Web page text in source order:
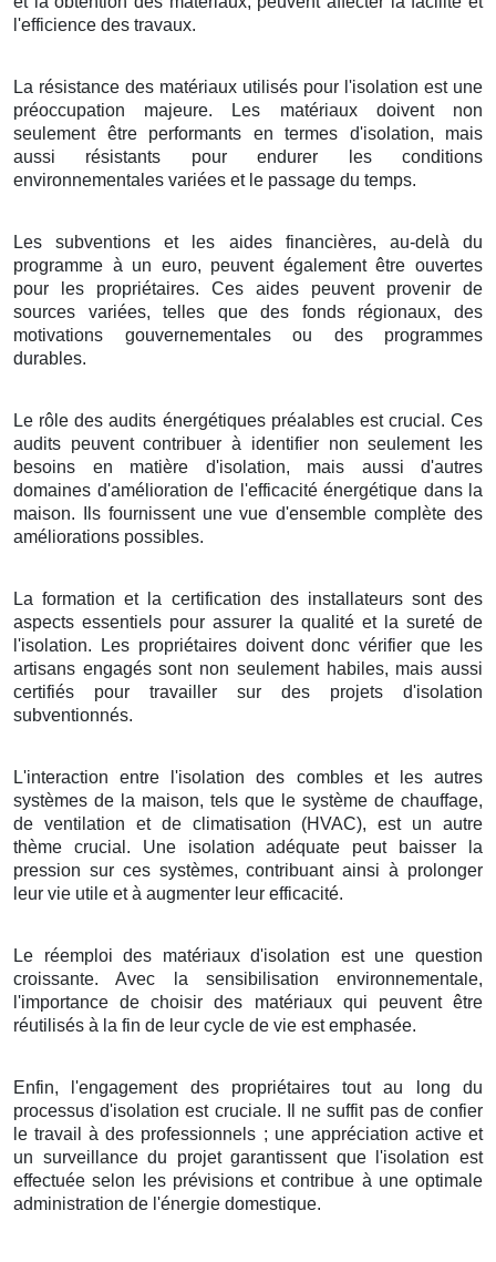
l'efficience des travaux.
La résistance des matériaux utilisés pour l'isolation est une
préoccupation majeure. Les matériaux doivent non
seulement être performants en termes d'isolation, mais
aussi résistants pour endurer les conditions
environnementales variées et le passage du temps.
Les subventions et les aides financières, au-delà du
programme à un euro, peuvent également être ouvertes
pour les propriétaires. Ces aides peuvent provenir de
sources variées, telles que des fonds régionaux, des
motivations gouvernementales ou des programmes
durables.
Le rôle des audits énergétiques préalables est crucial. Ces
audits peuvent contribuer à identifier non seulement les
besoins en matière d'isolation, mais aussi d'autres
domaines d'amélioration de l'efficacité énergétique dans la
maison. Ils fournissent une vue d'ensemble complète des
améliorations possibles.
La formation et la certification des installateurs sont des
aspects essentiels pour assurer la qualité et la sureté de
l'isolation. Les propriétaires doivent donc vérifier que les
artisans engagés sont non seulement habiles, mais aussi
certifiés pour travailler sur des projets d'isolation
subventionnés.
L'interaction entre l'isolation des combles et les autres
systèmes de la maison, tels que le système de chauffage,
de ventilation et de climatisation (HVAC), est un autre
thème crucial. Une isolation adéquate peut baisser la
pression sur ces systèmes, contribuant ainsi à prolonger
leur vie utile et à augmenter leur efficacité.
Le réemploi des matériaux d'isolation est une question
croissante. Avec la sensibilisation environnementale,
l'importance de choisir des matériaux qui peuvent être
réutilisés à la fin de leur cycle de vie est emphasée.
Enfin, l'engagement des propriétaires tout au long du
processus d'isolation est cruciale. Il ne suffit pas de confier
le travail à des professionnels ; une appréciation active et
un surveillance du projet garantissent que l'isolation est
effectuée selon les prévisions et contribue à une optimale
administration de l'énergie domestique.